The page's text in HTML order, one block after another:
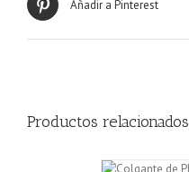
Añadir a Pinterest
Productos relacionados